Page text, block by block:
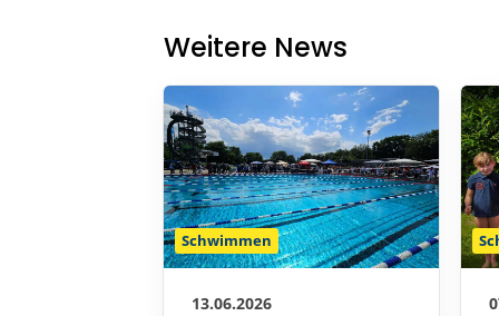
Weitere News
Schwimmen
13.06.2026